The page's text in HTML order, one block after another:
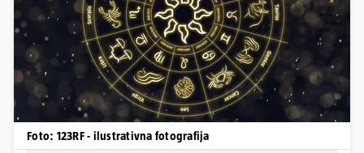
Foto: 123RF - ilustrativna fotografija